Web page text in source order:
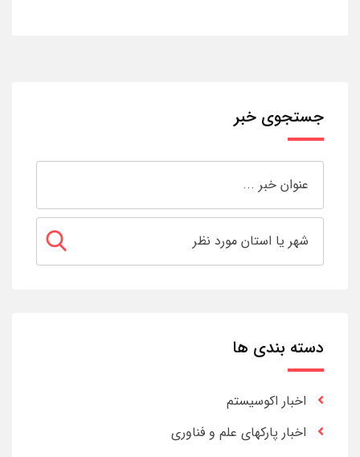
جستجوی خبر
دسته بندی ها
اخبار اکوسیستم
اخبار پارکهای علم و فناوری